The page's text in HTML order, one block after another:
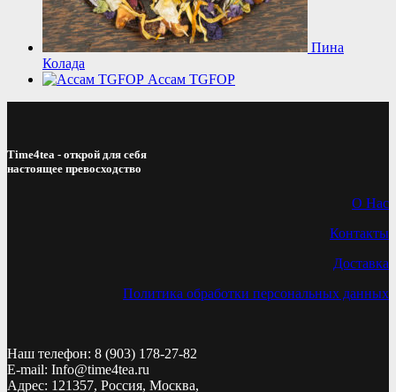
Пина
Колада
Ассам TGFOP
Time4tea - открой для себя
настоящее превосходство
О Нас
Контакты
Доставка
Политика обработки персональных данных
Наш телефон: 8 (903) 178-27-82
E-mail: Info@time4tea.ru
Адрес: 121357, Россия, Москва,